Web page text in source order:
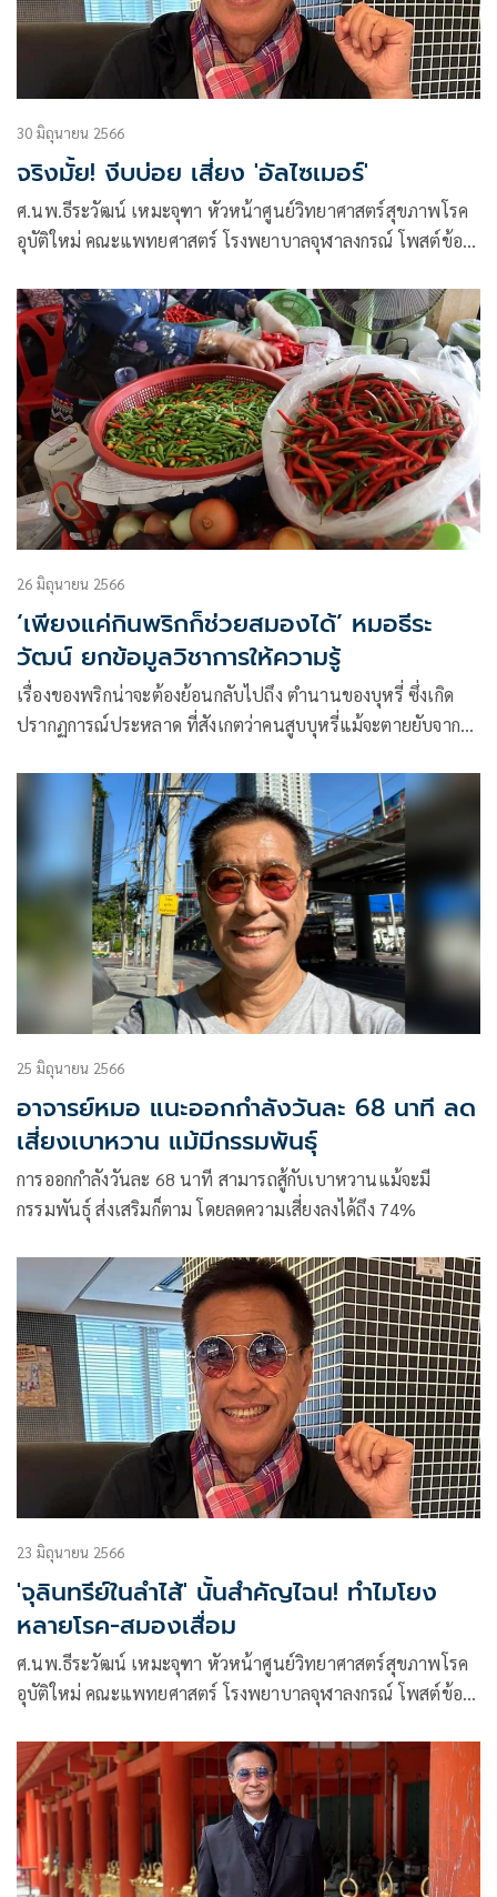
30 มิถุนายน 2566
จริงมั้ย! งีบบ่อย เสี่ยง 'อัลไซเมอร์'
ศ.นพ.ธีระวัฒน์ เหมะจุฑา หัวหน้าศูนย์วิทยาศาสตร์สุขภาพโรค
อุบัติใหม่ คณะแพทยศาสตร์ โรงพยาบาลจุฬาลงกรณ์ โพสต์ข้อ
26 มิถุนายน 2566
‘เพียงแค่กินพริกก็ช่วยสมองได้’ หมอธีระ
วัฒน์ ยกข้อมูลวิชาการให้ความรู้
เรื่องของพริกน่าจะต้องย้อนกลับไปถึง ตำนานของบุหรี่ ซึ่งเกิด
ปรากฏการณ์ประหลาด ที่สังเกตว่าคนสูบบุหรี่แม้จะตายยับจาก
25 มิถุนายน 2566
อาจารย์หมอ แนะออกกำลังวันละ 68 นาที ลด
เสี่ยงเบาหวาน แม้มีกรรมพันธุ์
การออกกำลังวันละ 68 นาที สามารถสู้กับเบาหวานแม้จะมี
กรรมพันธุ์ ส่งเสริมก็ตาม โดยลดความเสี่ยงลงได้ถึง 74%
23 มิถุนายน 2566
'จุลินทรีย์ในลำไส้' นั้นสำคัญไฉน! ทำไมโยง
หลายโรค-สมองเสื่อม
ศ.นพ.ธีระวัฒน์ เหมะจุฑา หัวหน้าศูนย์วิทยาศาสตร์สุขภาพโรค
อุบัติใหม่ คณะแพทยศาสตร์ โรงพยาบาลจุฬาลงกรณ์ โพสต์ข้อ
ที่ 2)